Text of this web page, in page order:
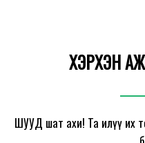
ХЭРХЭН
ШУУД шат ахи! Та илүү их